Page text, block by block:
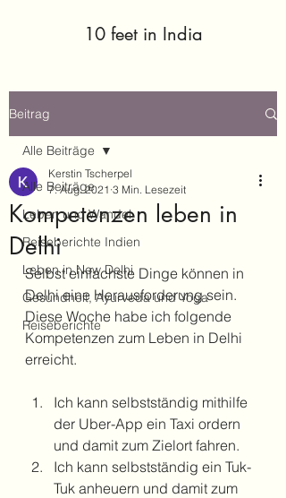
10 feet in India
Beitrag
Alle Beiträge
Leben und Wandel
Reiseberichte Indien
Leben in New Delhi
Gesundheit, Ayurveda und Yoga
Reiseberichte
Alle Beiträge
Kompetenzen leben in
Delhi
Kerstin Tscherpel
7. Aug. 2021 3 Min. Lesezeit
Selbst einfachste Dinge können in
Delhi eine Herausforderung sein.
Diese Woche habe ich folgende
Kompetenzen zum Leben in Delhi
erreicht.
Ich kann selbstständig mithilfe
der Uber-App ein Taxi ordern
und damit zum Zielort fahren.
Ich kann selbstständig ein Tuk-
Tuk anheuern und damit zum